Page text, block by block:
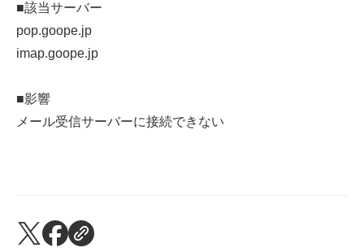
■該当サーバー
pop.goope.jp
imap.goope.jp
■影響
メール受信サーバーに接続できない